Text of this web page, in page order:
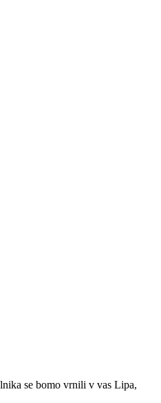
se bomo vrnili v vas Lipa,